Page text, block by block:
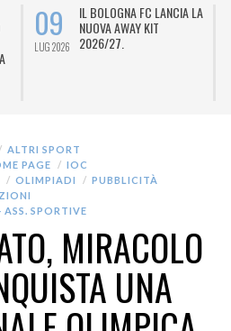
09
LUG 2026
IL BOLOGNA FC LANCIA LA
NUOVA AWAY KIT
2026/27.
ALTRI SPORT
PAGE
IOC
OLIMPIADI
PUBBLICITÀ
SPORTIVE
MIRACOLO
UNA